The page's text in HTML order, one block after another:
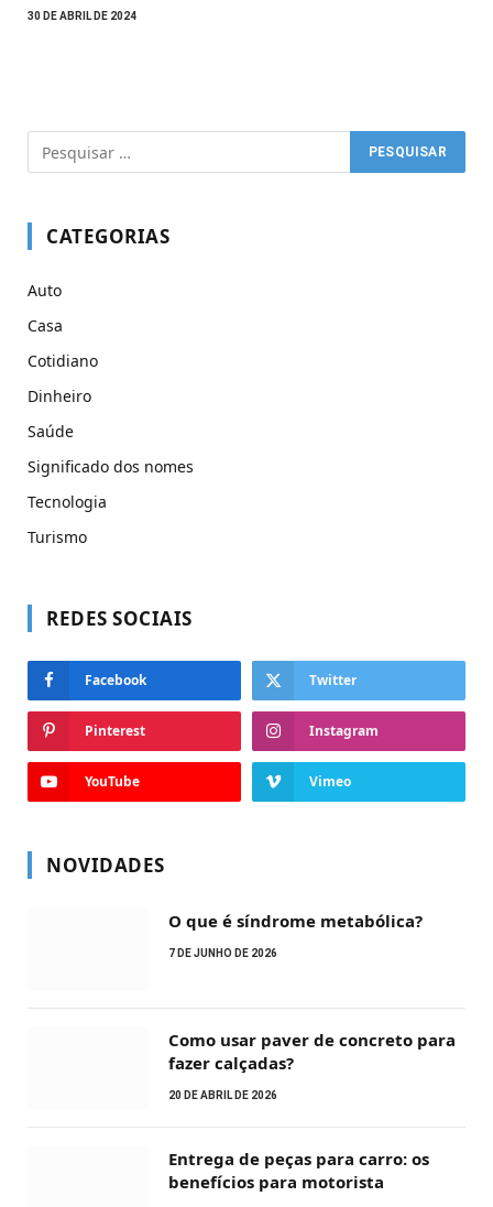
30 DE ABRIL DE 2024
CATEGORIAS
Auto
Casa
Cotidiano
Dinheiro
Saúde
Significado dos nomes
Tecnologia
Turismo
REDES SOCIAIS
Facebook Twitter
Pinterest Instagram
YouTube Vimeo
NOVIDADES
O que é síndrome metabólica?
7 DE JUNHO DE 2026
Como usar paver de concreto para
fazer calçadas?
20 DE ABRIL DE 2026
Entrega de peças para carro: os
benefícios para motorista